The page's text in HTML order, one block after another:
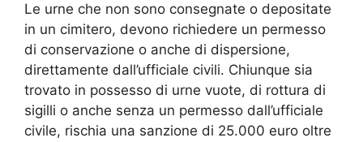
Le urne che non sono consegnate o depositate
in un cimitero, devono richiedere un permesso
di conservazione o anche di dispersione,
direttamente dall’ufficiale civili. Chiunque sia
trovato in possesso di urne vuote, di rottura di
sigilli o anche senza un permesso dall’ufficiale
civile, rischia una sanzione di 25.000 euro oltre